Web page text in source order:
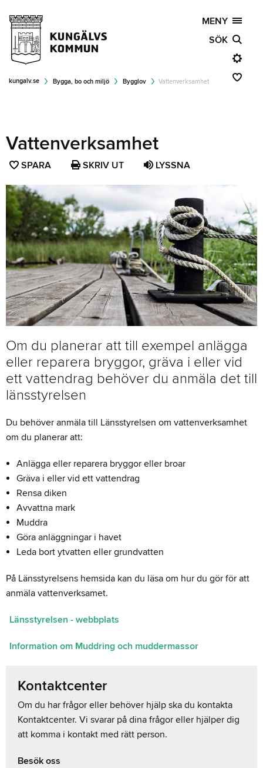
MENY
SÖK
kungalv.se Bygga, bo och miljö Bygglov Vattenverksamhet
Vattenverksamhet
SPARA SPARA
SOM
FAVORIT
SKRIV UT LYSSNA
Om du planerar att till exempel anlägga
eller reparera bryggor, gräva i eller vid
ett vattendrag behöver du anmäla det till
länsstyrelsen
Du behöver anmäla till Länsstyrelsen om vattenverksamhet
om du planerar att:
Anlägga eller reparera bryggor eller broar
Gräva i eller vid ett vattendrag
Rensa diken
Avvattna mark
Muddra
Göra anläggningar i havet
Leda bort ytvatten eller grundvatten
På Länsstyrelsens hemsida kan du läsa om hur du gör för att
anmäla vattenverksamet.
Länsstyrelsen - webbplats
Information om Muddring och muddermassor
Kontaktcenter
Om du har frågor eller behöver hjälp ska du kontakta
Kontaktcenter. Vi svarar på dina frågor eller hjälper dig
att komma i kontakt med rätt person.
Besök oss